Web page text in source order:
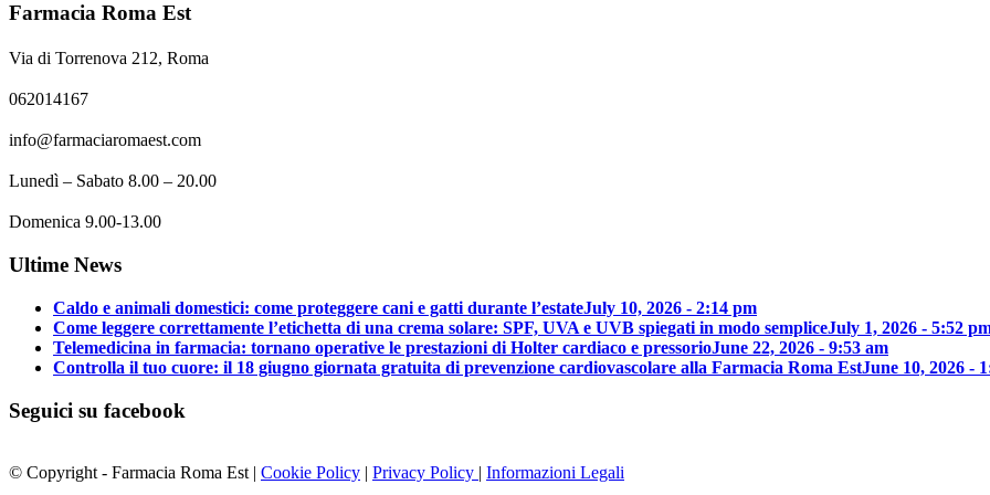
Farmacia Roma Est
Via di Torrenova 212, Roma
062014167
info@farmaciaromaest.com
Lunedì – Sabato 8.00 – 20.00
Domenica 9.00-13.00
Ultime News
Caldo e animali domestici: come proteggere cani e gatti durante l’estateJuly 10, 2026 - 2:14 pm
Come leggere correttamente l’etichetta di una crema solare: SPF, UVA e UVB spiegati in modo sempliceJuly 1, 2026 - 5:52
Telemedicina in farmacia: tornano operative le prestazioni di Holter cardiaco e pressorioJune 22, 2026 - 9:53 am
Controlla il tuo cuore: il 18 giugno giornata gratuita di prevenzione cardiovascolare alla Farmacia Roma EstJune 10, 2026 -
Seguici su facebook
© Copyright - Farmacia Roma Est | Cookie Policy | Privacy Policy | Informazioni Legali